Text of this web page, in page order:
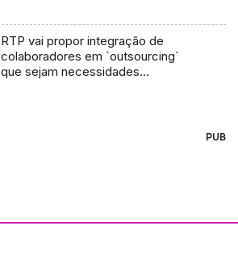
RTP vai propor integração de
colaboradores em `outsourcing`
que sejam necessidades
PUB